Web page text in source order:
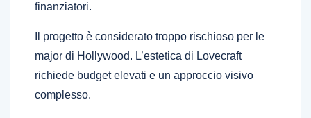
finanziatori.
Il progetto è considerato troppo rischioso per le
major di Hollywood. L’estetica di Lovecraft
richiede budget elevati e un approccio visivo
complesso.